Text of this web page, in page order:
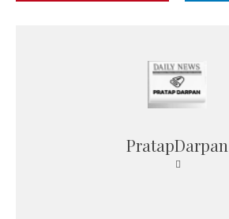
PratapDarpan